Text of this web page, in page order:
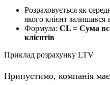
Розраховується як
якого клієнт залишався
Формула: CL = Сума
клієнтів
Приклад розрахунку LTV
Припустимо, компанія